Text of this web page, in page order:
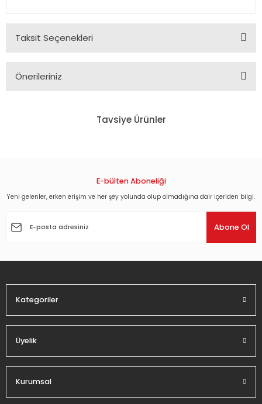
Taksit Seçenekleri
Önerileriniz
kullanarak tarafımıza iletebilirsiniz.
Ürün açıklamasında eksik bilgiler bulunuyor.
Ürün bilgilerinde hatalar bulunuyor.
Bu ürüne benzer farklı alternatifler olmalı.
Tavsiye Ürünler
121,68 TLE-bülten Aboneliği
Yeni gelenler, erken erişim ve her şey yolunda olup olmadığına dair içeriden bilgi.
Abone Ol
Kategoriler
Üyelik
Kurumsal